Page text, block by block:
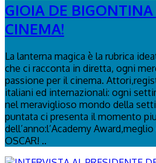
GIOIA DE BIGONTINA
CINEMA!
La lanterna magica è la rubrica
che ci racconta in diretta, ogni
passione per il cinema.
italiani ed internazionali: ogni
nel meraviglioso mondo della
puntata ci presenta il momento
dell’anno:l’Academy
OSCAR! ..